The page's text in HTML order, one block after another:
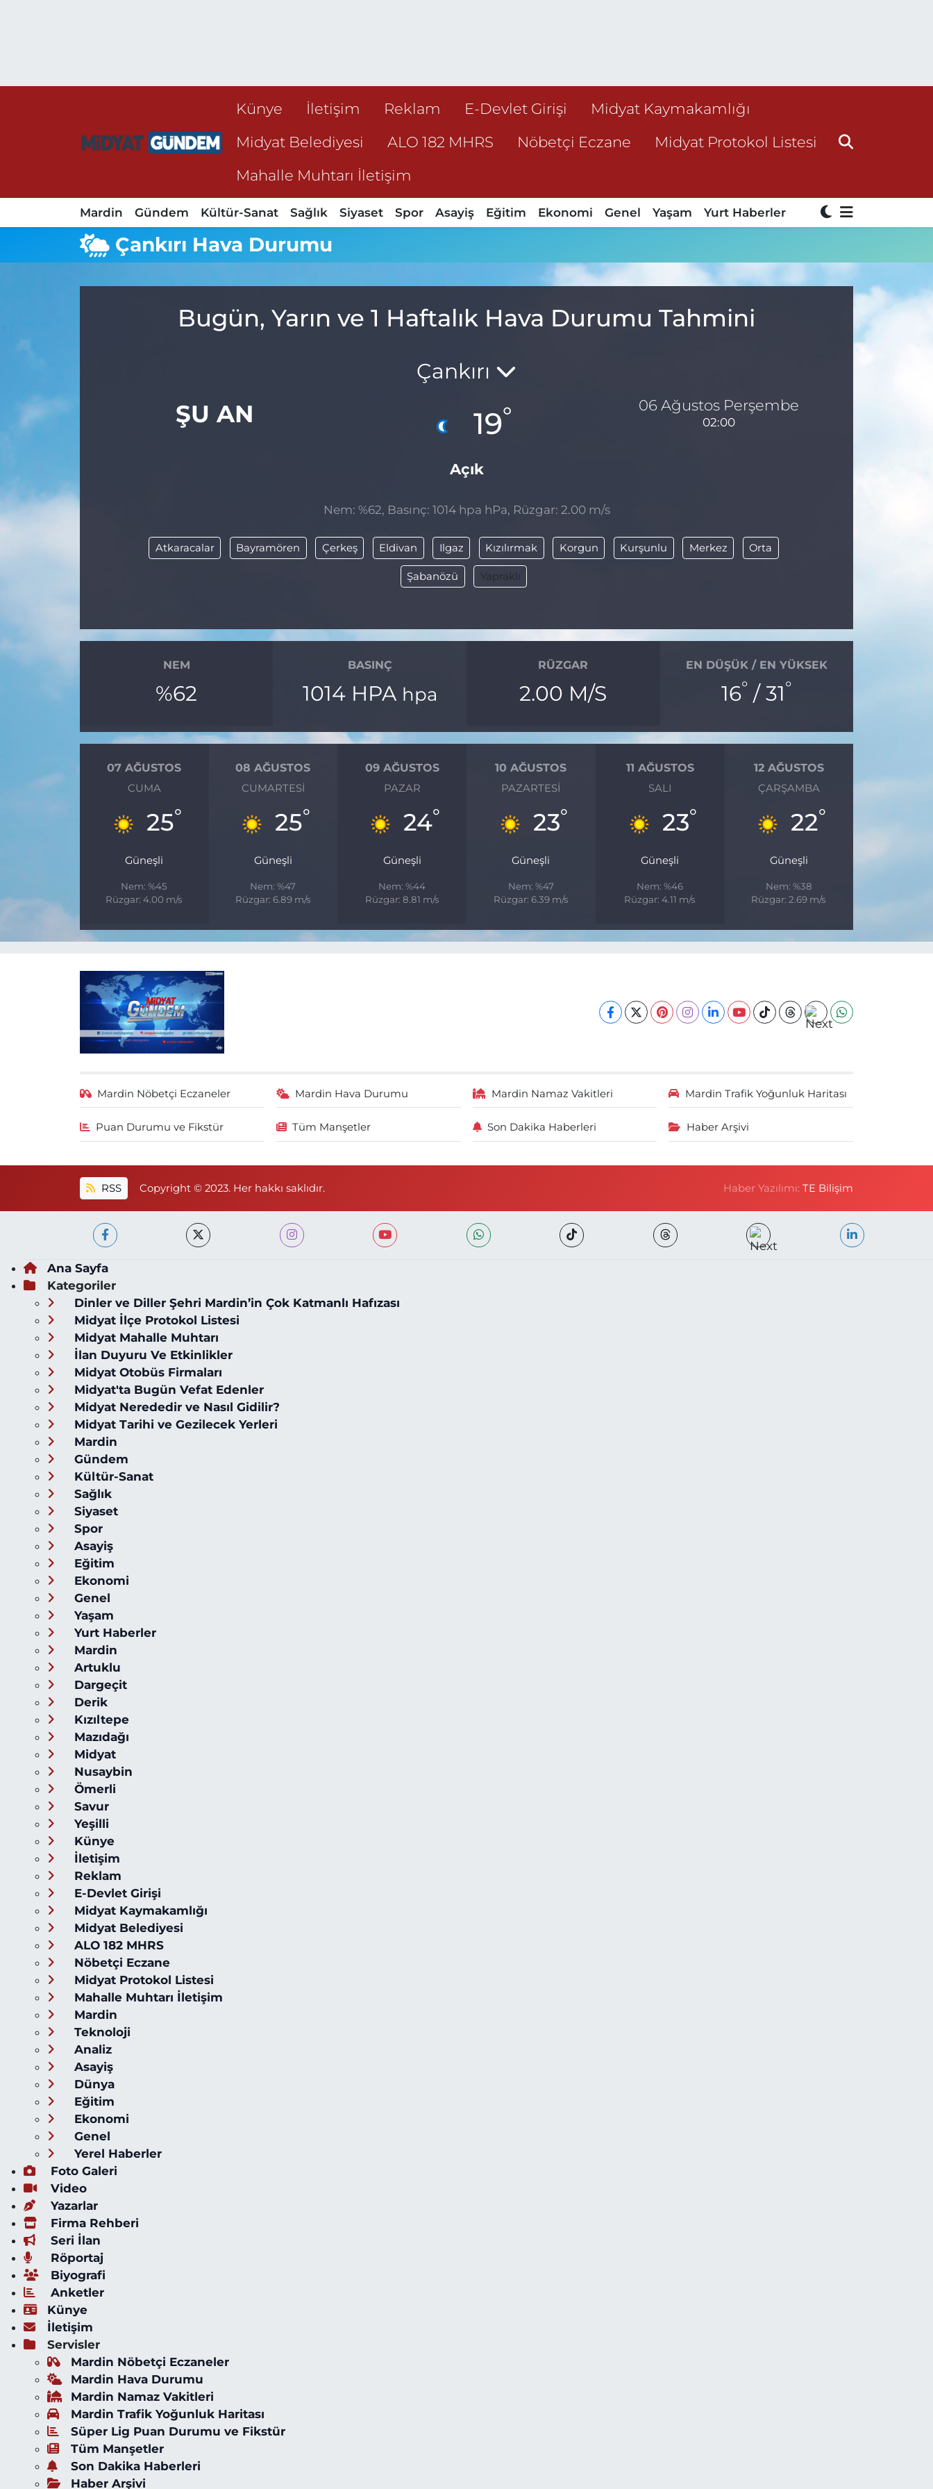
Künye İletişim Reklam E-Devlet Girişi
Midyat Kaymakamlığı
Midyat Belediyesi
ALO 182 MHRS Nöbetçi Eczane
Midyat Protokol Listesi
Mahalle Muhtarı İletişim
Mardin Gündem Kültür-Sanat Sağlık Siyaset Spor Asayiş Eğitim Ekonomi Genel Yaşam Yurt Haberler
Çankırı Hava Durumu
Bugün, Yarın ve 1 Haftalık Hava Durumu Tahmini
ŞU AN
Çankırı
19°
Açık
06 Ağustos Perşembe
02:00
Nem: %62, Basınç: 1014 hpa hPa, Rüzgar: 2.00 m/s
Atkaracalar Bayramören Çerkeş Eldivan Ilgaz Kızılırmak Korgun Kurşunlu Merkez Orta
Şabanözü Yapraklı
NEM
%62
BASINÇ
1014 HPA hpa
RÜZGAR
2.00 M/S
EN DÜŞÜK / EN YÜKSEK
16° / 31°
07 AĞUSTOS
CUMA
25°
Güneşli
Nem: %45
Rüzgar: 4.00 m/s
08 AĞUSTOS
CUMARTESI
25°
Güneşli
Nem: %47
Rüzgar: 6.89 m/s
09 AĞUSTOS
PAZAR
24°
Güneşli
Nem: %44
Rüzgar: 8.81 m/s
10 AĞUSTOS
PAZARTESI
23°
Güneşli
Nem: %47
Rüzgar: 6.39 m/s
11 AĞUSTOS
SALI
23°
Güneşli
Nem: %46
Rüzgar: 4.11 m/s
12 AĞUSTOS
ÇARŞAMBA
22°
Güneşli
Nem: %38
Rüzgar: 2.69 m/s
Mardin Nöbetçi Eczaneler Mardin Hava Durumu Mardin Namaz Vakitleri Mardin Trafik Yoğunluk Haritası
Puan Durumu ve Fikstür Tüm Manşetler Son Dakika Haberleri Haber Arşivi
RSS Copyright © 2023. Her hakkı saklıdır. Haber Yazılımı:TE Bilişim
Ana Sayfa
Kategoriler
Dinler ve Diller Şehri Mardin’in Çok Katmanlı Hafızası
Midyat İlçe Protokol Listesi
Midyat Mahalle Muhtarı
İlan Duyuru Ve Etkinlikler
Midyat Otobüs Firmaları
Midyat'ta Bugün Vefat Edenler
Midyat Nerededir ve Nasıl Gidilir?
Midyat Tarihi ve Gezilecek Yerleri
Mardin
Gündem
Kültür-Sanat
Sağlık
Siyaset
Spor
Asayiş
Eğitim
Ekonomi
Genel
Yaşam
Yurt Haberler
Mardin
Artuklu
Dargeçit
Derik
Kızıltepe
Mazıdağı
Midyat
Nusaybin
Ömerli
Savur
Yeşilli
Künye
İletişim
Reklam
E-Devlet Girişi
Midyat Kaymakamlığı
Midyat Belediyesi
ALO 182 MHRS
Nöbetçi Eczane
Midyat Protokol Listesi
Mahalle Muhtarı İletişim
Mardin
Teknoloji
Analiz
Asayiş
Dünya
Eğitim
Ekonomi
Genel
Yerel Haberler
Foto Galeri
Video
Yazarlar
Firma Rehberi
Seri İlan
Röportaj
Biyografi
Anketler
Künye
İletişim
Servisler
Mardin Nöbetçi Eczaneler
Mardin Hava Durumu
Mardin Namaz Vakitleri
Mardin Trafik Yoğunluk Haritası
Süper Lig Puan Durumu ve Fikstür
Tüm Manşetler
Son Dakika Haberleri
Haber Arşivi